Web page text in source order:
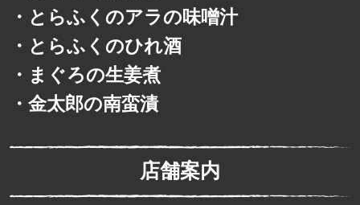
・ とらふくのアラの味噌汁
・ とらふくのひれ酒
・ まぐろの生姜煮
・ 金太郎の南蛮漬
店舗案内